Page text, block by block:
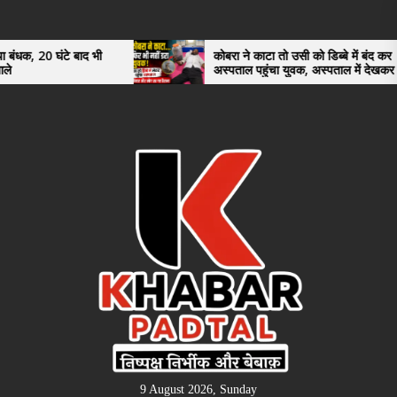
the
content
बाद भी
कोबरा ने काटा तो उसी को डिब्बे में बंद कर
अस्पताल पहुंचा युवक, अस्पताल में देखकर डॉक्टर
भी रह गए हैरान
9 August 2026, Sunday